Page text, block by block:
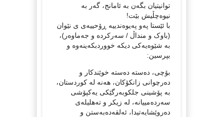
توانیتیان بگەن بە ئامانج، گەر بە
نیوەچڵیش بێت!
با ئێستا پەو پەیوەندییە ڕۆحییەی ی نێوان
(باوک و منداڵ / سەرکردە و جەماوەر)،
بە شێوەیەکی دیکە خووردبکەینەوە و
بپرسین:
بۆچی، دەستە دەستە خوێندکار و
دەرچوانی زانکۆکان، هەنە لە کوردستان،
بە پۆشینی جلکوبەرگێکی یەکپۆشی
سەردەمییانە، لە زیکر و تەهلیلەی
دەروێشایەتیدا، ئەلقەدەبەستن و